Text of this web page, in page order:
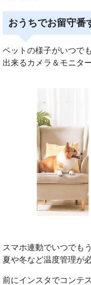
おうちでお留守番
ペットの様子がいつで
出来るカメラ＆モニター
スマホ連動でいつでも
夏や冬など温度管理が
前にインスタでコンテ